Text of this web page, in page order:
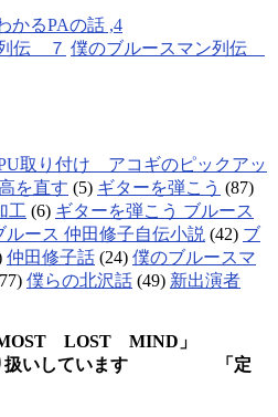
かるPAの話 ,4
僕のブルースマン列伝
取り付け アコギのピックアッ
を直す (5) ギターを弾こう (87)
工 (6) ギターを弾こう ブルース
ルース 仲田修子自伝小説 (42) ブ
仲田修子話 (24) 僕のブルースマ
僕らの北沢話 (49) 新出演者
LOST MIND」
り扱いしています 「定